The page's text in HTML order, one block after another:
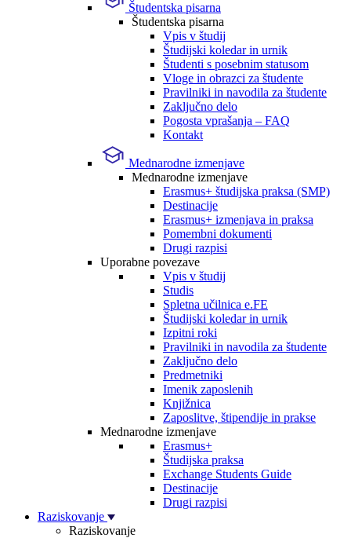
Študentska pisarna
Študentska pisarna
Vpis v študij
Študijski koledar in urnik
Študenti s posebnim statusom
Vloge in obrazci za študente
Pravilniki in navodila za študente
Zaključno delo
Pogosta vprašanja – FAQ
Kontakt
Mednarodne izmenjave
Mednarodne izmenjave
Erasmus+ študijska praksa (SMP)
Destinacije
Erasmus+ izmenjava in praksa
Pomembni dokumenti
Drugi razpisi
Uporabne povezave
Vpis v študij
Studis
Spletna učilnica e.FE
Študijski koledar in urnik
Izpitni roki
Pravilniki in navodila za študente
Zaključno delo
Predmetniki
Imenik zaposlenih
Knjižnica
Zaposlitve, štipendije in prakse
Mednarodne izmenjave
Erasmus+
Študijska praksa
Exchange Students Guide
Destinacije
Drugi razpisi
Raziskovanje
Raziskovanje